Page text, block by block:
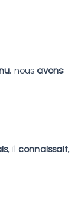
, nous avons
, il connaissait,